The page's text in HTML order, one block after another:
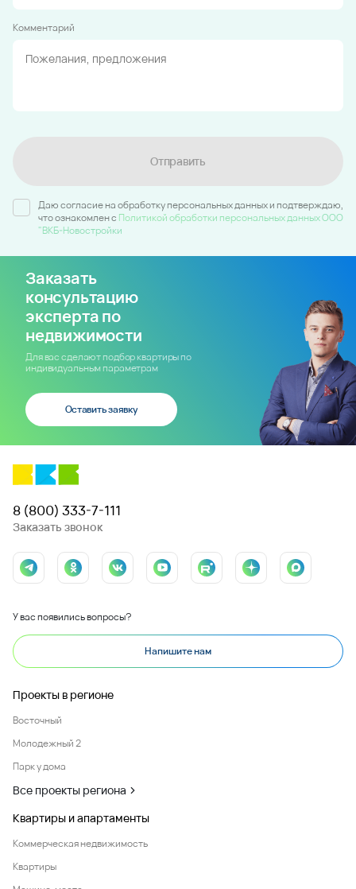
Комментарий
Отправить
Даю согласие на обработку персональных данных и подтверждаю,
что ознакомлен c Политикой обработки персональных данных ООО
"ВКБ-Новостройки
Заказать
консультацию
эксперта по
недвижимости
Для вас сделают подбор квартиры по
индивидуальным параметрам
Оставить заявку
8 (800) 333-7-111
Заказать звонок
У вас появились вопросы?
Напишите нам
Проекты в регионе
Восточный
Молодежный 2
Парк у дома
Все проекты региона
Квартиры и апартаменты
Коммерческая недвижимость
Квартиры